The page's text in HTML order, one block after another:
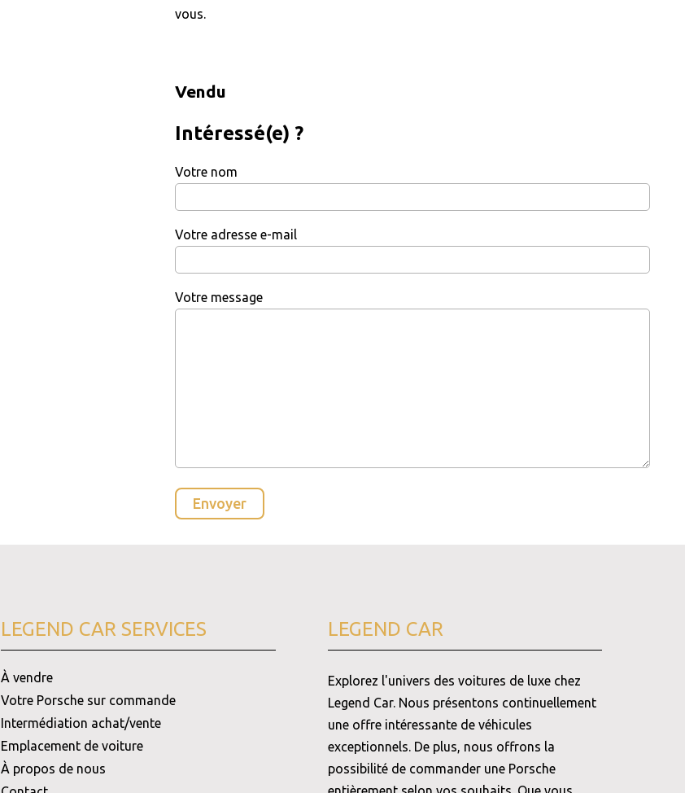
vous.
Vendu
Intéressé(e) ?
Votre nom
Votre adresse e-mail
Votre message
LEGEND CAR SERVICES
À vendre
Votre Porsche sur commande
Intermédiation achat/vente
Emplacement de voiture
À propos de nous
LEGEND CAR
Explorez l'univers des voitures de luxe chez
Legend Car. Nous présentons continuellement
une offre intéressante de véhicules
exceptionnels. De plus, nous offrons la
possibilité de commander une Porsche